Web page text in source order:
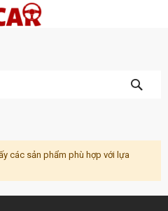
KIẾM
các sản phẩm phù hợp với lựa